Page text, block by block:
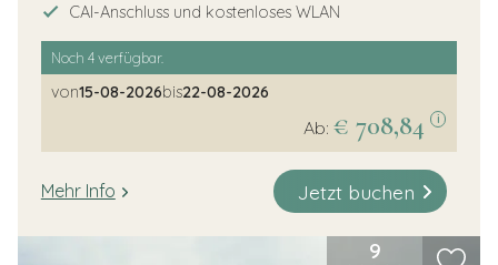
CAI-Anschluss und kostenloses WLAN
Noch4verfügbar.
von15-08-2026bis22-08-2026
Ab: € 708,84 i
Mehr Info Jetzt buchen
9